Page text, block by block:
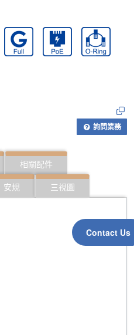
Contact Us
詢問業務
相關配件
安規 三視圖